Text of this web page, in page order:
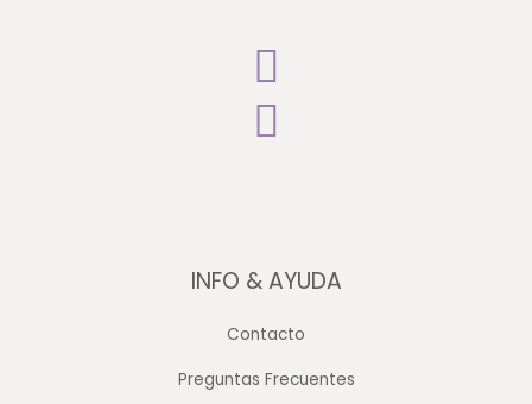
INFO & AYUDA
Contacto
Preguntas Frecuentes